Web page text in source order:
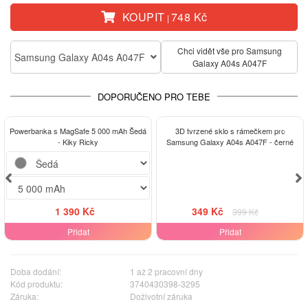
KOUPIT | 748 Kč
Samsung Galaxy A04s A047F
Chci vidět vše pro Samsung
Galaxy A04s A047F
DOPORUČENO PRO TEBE
Powerbanka s MagSafe 5 000 mAh Šedá
- Kiky Ricky
1 390 Kč
Přidat
-13%
3D tvrzené sklo s rámečkem pro
Samsung Galaxy A04s A047F - černé
349 Kč
399 Kč
Přidat
Doba dodání:
1 až 2 pracovní dny
Kód produktu:
3740430398-3295
Záruka:
Doživotní záruka